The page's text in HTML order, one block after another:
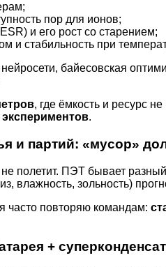
пор для ионов;
и его рост со старением;
и стабильность при
байесовская
, где ёмкость и ресурс
.
и партий: «мусор»
полетит. ПЭТ бывает
влажность, зольность)
часто повторяю командам:
+